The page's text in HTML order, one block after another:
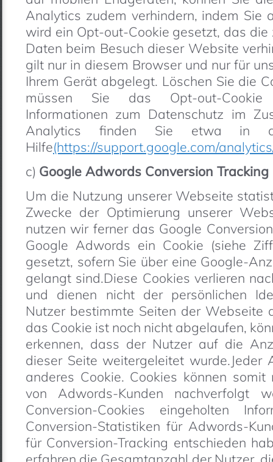
Analytics zudem verhindern, indem Sie
wird ein Opt-out-Cookie gesetzt, das die
Daten beim Besuch dieser Website
gilt nur in diesem Browser und nur für
Ihrem Gerät abgelegt. Löschen Sie die
müssen Sie das Opt-out-Cookie
Informationen zum Datenschutz im
Analytics finden Sie etwa in
Hilfe(https://support.google.com/
c) Google Adwords Conversion Tracking
Um die Nutzung unserer Webseite
Zwecke der Optimierung unserer
nutzen wir ferner das Google
Google Adwords ein Cookie (siehe
gesetzt, sofern Sie über eine Google-
gelangt sind.Diese Cookies verlieren
und dienen nicht der persönlichen
Nutzer bestimmte Seiten der Webseite
das Cookie ist noch nicht abgelaufen,
erkennen, dass der Nutzer auf die
dieser Seite weitergeleitet wurde.Jeder
anderes Cookie. Cookies können
von Adwords-Kunden nachverfolgt
Conversion-Cookies eingeholten
Conversion-Statistiken für Adwords-
für Conversion-Tracking entschieden